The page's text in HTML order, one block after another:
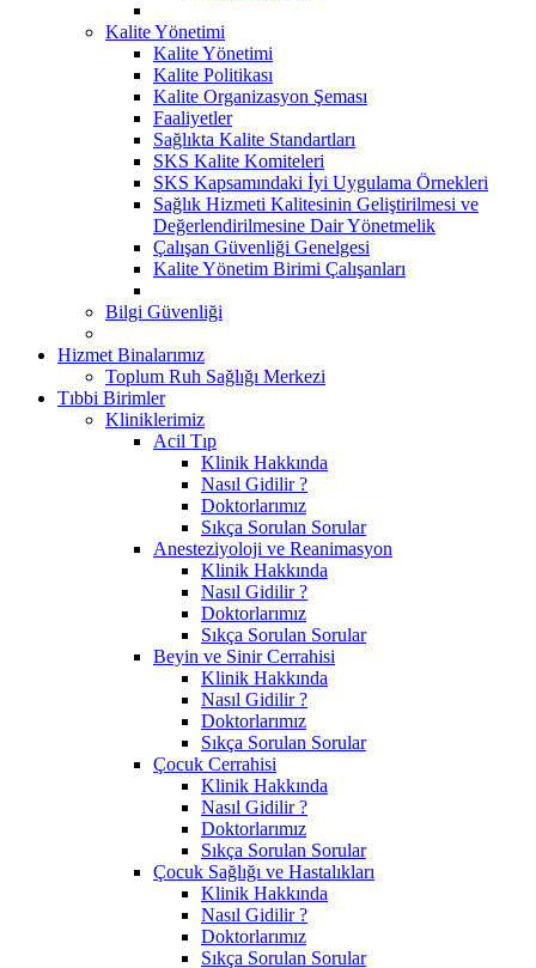
Kalite Yönetimi
Kalite Yönetimi
Kalite Politikası
Kalite Organizasyon Şeması
Faaliyetler
Sağlıkta Kalite Standartları
SKS Kalite Komiteleri
SKS Kapsamındaki İyi Uygulama Örnekleri
Sağlık Hizmeti Kalitesinin Geliştirilmesi ve
Değerlendirilmesine Dair Yönetmelik
Çalışan Güvenliği Genelgesi
Kalite Yönetim Birimi Çalışanları
Bilgi Güvenliği
Hizmet Binalarımız
Toplum Ruh Sağlığı Merkezi
Tıbbi Birimler
Kliniklerimiz
Acil Tıp
Klinik Hakkında
Nasıl Gidilir ?
Doktorlarımız
Sıkça Sorulan Sorular
Anesteziyoloji ve Reanimasyon
Klinik Hakkında
Nasıl Gidilir ?
Doktorlarımız
Sıkça Sorulan Sorular
Beyin ve Sinir Cerrahisi
Klinik Hakkında
Nasıl Gidilir ?
Doktorlarımız
Sıkça Sorulan Sorular
Çocuk Cerrahisi
Klinik Hakkında
Nasıl Gidilir ?
Doktorlarımız
Sıkça Sorulan Sorular
Çocuk Sağlığı ve Hastalıkları
Klinik Hakkında
Nasıl Gidilir ?
Doktorlarımız
Sıkça Sorulan Sorular